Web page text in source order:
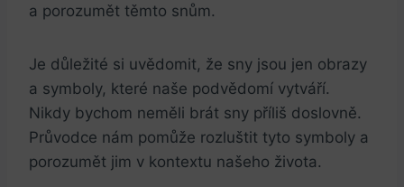
a porozumět těmto snům.
Je důležité si uvědomit, že sny jsou jen obrazy
a symboly, které naše podvědomí vytváří.
Nikdy bychom neměli brát sny příliš doslovně.
Průvodce nám pomůže rozluštit tyto symboly a
porozumět jim v kontextu našeho života.